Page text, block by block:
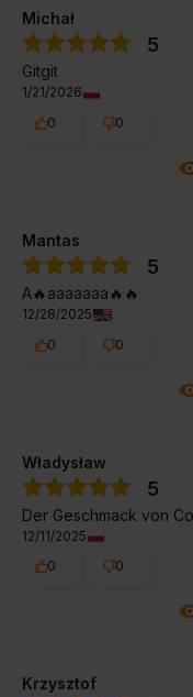
Michał
5
Gitgit
1/21/2026
0
0
Mantas
5
A🔥aaaaaaa🔥🔥
12/28/2025
0
0
Władysław
5
Der Geschmack von
12/11/2025
0
0
Krzysztof